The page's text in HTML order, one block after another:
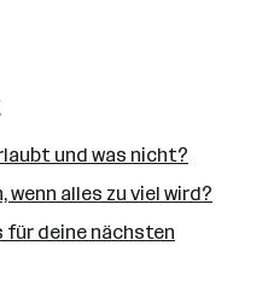
und was nicht?
wenn alles zu viel wird?
für deine nächsten